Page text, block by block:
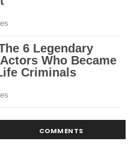
COMMENTS